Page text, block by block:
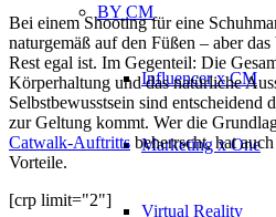
BY CM
Influencer x CM
Marketing x One
Virtual Reality
Bei einem Shooting für eine
naturgemäß auf den Füßen – aber
Rest egal ist. Im Gegenteil: Die
Körperhaltung und das natürliche
Selbstbewusstsein sind
zur Geltung kommt. Wer die
Catwalk-Auftritts beherrscht, hat
Vorteile.
[crp limit="2"]